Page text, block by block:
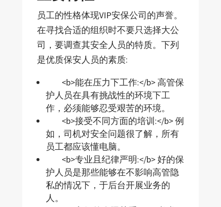
员工的性格体现VIP安保公司的声誉。
在寻找合适的组织时不要只选择大公
司，要调查其安全人员的特质。下列
是优质保安人员的素质:
<b>能在压力下工作:</b> 高管保
护人员在具有挑战性的环境下工
作，必须能够忍受艰苦的环境。
<b>接受不同方面的培训:</b> 例
如，司机对安全问题很了解，所有
员工都应该懂电脑。
<b>专业且纪律严明:</b> 好的保
护人员是那些能够在不影响高管隐
私的情况下，于后台开展业务的
人。